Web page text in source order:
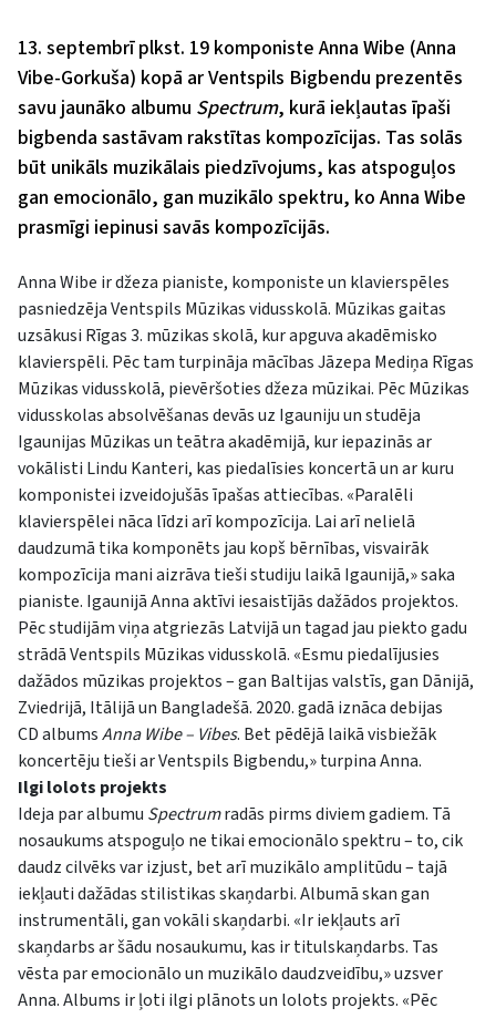
13. septembrī plkst. 19 komponiste Anna Wibe (Anna
Vibe-Gorkuša) kopā ar Ventspils Bigbendu prezentēs
savu jaunāko albumu Spectrum, kurā iekļautas īpaši
bigbenda sastāvam rakstītas kompozīcijas. Tas solās
būt unikāls muzikālais piedzīvojums, kas atspoguļos
gan emocionālo, gan muzikālo spektru, ko Anna Wibe
prasmīgi iepinusi savās kompozīcijās.
Anna Wibe ir džeza pianiste, komponiste un klavierspēles
pasniedzēja Ventspils Mūzikas vidusskolā. Mūzikas gaitas
uzsākusi Rīgas 3. mūzikas skolā, kur apguva akadēmisko
klavierspēli. Pēc tam turpināja mācības Jāzepa Mediņa Rīgas
Mūzikas vidusskolā, pievēršoties džeza mūzikai. Pēc Mūzikas
vidusskolas absolvēšanas devās uz Igauniju un studēja
Igaunijas Mūzikas un teātra akadēmijā, kur iepazinās ar
vokālisti Lindu Kanteri, kas piedalīsies koncertā un ar kuru
komponistei izveidojušās īpašas attiecības. «Paralēli
klavierspēlei nāca līdzi arī kompozīcija. Lai arī nelielā
daudzumā tika komponēts jau kopš bērnības, visvairāk
kompozīcija mani aizrāva tieši studiju laikā Igaunijā,» saka
pianiste. Igaunijā Anna aktīvi iesaistījās dažādos projektos.
Pēc studijām viņa atgriezās Latvijā un tagad jau piekto gadu
strādā Ventspils Mūzikas vidusskolā. «Esmu piedalījusies
dažādos mūzikas projektos – gan Baltijas valstīs, gan Dānijā,
Zviedrijā, Itālijā un Bangladešā. 2020. gadā iznāca debijas
CD albumsAnna Wibe – Vibes. Bet pēdējā laikā visbiežāk
koncertēju tieši ar Ventspils Bigbendu,» turpina Anna.
Ilgi lolots projekts
Ideja par albumu Spectrumradās pirms diviem gadiem. Tā
nosaukums atspoguļo ne tikai emocionālo spektru – to, cik
daudz cilvēks var izjust, bet arī muzikālo amplitūdu – tajā
iekļauti dažādas stilistikas skaņdarbi. Albumā skan gan
instrumentāli, gan vokāli skaņdarbi. «Ir iekļauts arī
skaņdarbs ar šādu nosaukumu, kas ir titulskaņdarbs. Tas
vēsta par emocionālo un muzikālo daudzveidību,» uzsver
Anna. Albums ir ļoti ilgi plānots un lolots projekts. «Pēc